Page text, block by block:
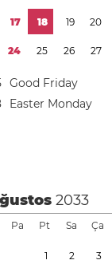
17 18 19 20
24 25 26 27
Good Friday
Easter Monday
2033
Pa Pt Sa Ça
1 2 3